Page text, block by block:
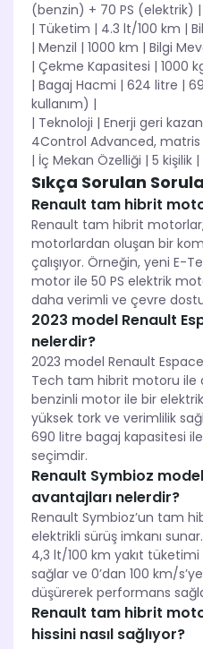
(benzin) + 70 PS (elektrik) |
| Tüketim | 4.3 lt/100 km |
| Menzil | 1000 km | Bilgi
| Çekme Kapasitesi | 1000
| Bagaj Hacmi | 624 litre |
kullanım) |
| Teknoloji | Enerji geri
4Control Advanced, matris
| İç Mekan Özelliği | 5 kişilik
Sıkça Sorulan
Renault tam hibrit
Renault tam hibrit
motorlardan oluşan bir
çalışıyor. Örneğin, yeni E-
motor ile 50 PS elektrik
daha verimli ve çevre
2023 model Renault
nelerdir?
2023 model Renault
Tech tam hibrit motoru ile
benzinli motor ile bir
yüksek tork ve verimlilik
690 litre bagaj kapasitesi
seçimdir.
Renault Symbioz
avantajları nelerdir?
Renault Symbioz’un tam
elektrikli sürüş imkanı
4,3 lt/100 km yakıt
sağlar ve 0’dan 100 km/
düşürerek performans
Renault tam hibrit
hissini nasıl sağlıyor?